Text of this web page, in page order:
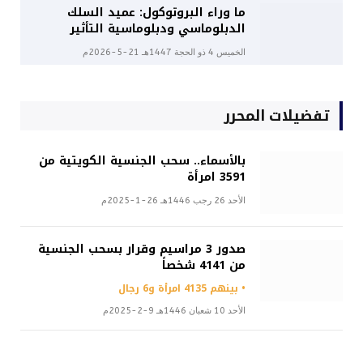
ما وراء البروتوكول: عميد السلك
الدبلوماسي ودبلوماسية التأثير
الخميس 4 ذو الحجة 1447هـ 21-5-2026م
تفضيلات المحرر
بالأسماء.. سحب الجنسية الكويتية من
3591 امرأة
الأحد 26 رجب 1446هـ 26-1-2025م
صدور 3 مراسيم وقرار بسحب الجنسية
من 4141 شخصاً
• بينهم 4135 امرأة و6 رجال
الأحد 10 شعبان 1446هـ 9-2-2025م